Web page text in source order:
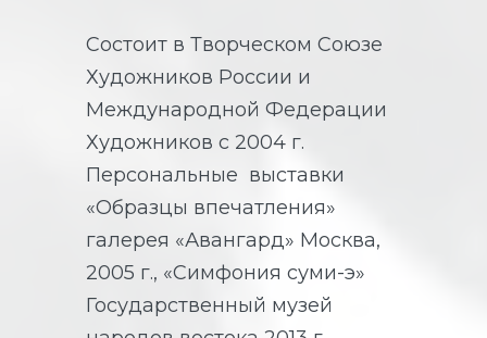
Состоит в Творческом Союзе
Художников России и
Международной Федерации
Художников с 2004 г.
Персональные выставки
«Образцы впечатления»
галерея «Авангард» Москва,
2005 г., «Симфония суми-э»
Государственный музей